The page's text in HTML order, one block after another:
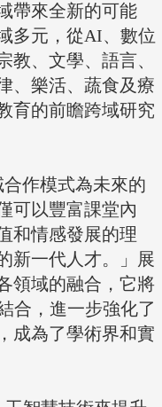
帶來全新的可能
多元，從AI、數位
教、文學、語言、
、樂活、蔬食及療
育的前瞻跨域研究
作模式為未來的
可以豐富課堂內
和情感發展的理
新一代人才。」展
領域的融合，它將
合，進一步強化了
成為了學術界和實